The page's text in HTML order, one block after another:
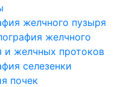
желчного пузыря
желчного
и желчных протоков
селезенки
почек